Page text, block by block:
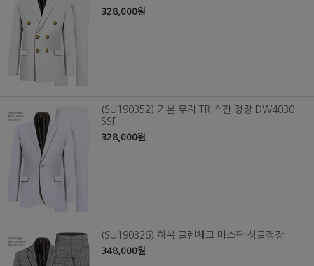
328,000원
(SU190352) 기본 무지 TR 스판 정장 DW4030-
SSF
328,000원
(SU190326) 하복 글렌체크 마스판 싱글정장
348,000원